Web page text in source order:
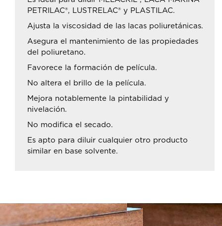
PETRILAC®, LUSTRELAC® y PLASTILAC.
Ajusta la viscosidad de las lacas poliuretánicas.
Asegura el mantenimiento de las propiedades
del poliuretano.
Favorece la formación de película.
No altera el brillo de la película.
Mejora notablemente la pintabilidad y
nivelación.
No modifica el secado.
Es apto para diluir cualquier otro producto
similar en base solvente.